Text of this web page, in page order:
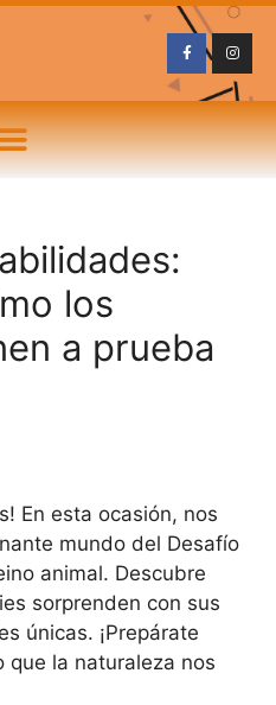
los
a prueba
En esta ocasión, nos
mundo del Desafío
animal. Descubre
sorprenden con sus
únicas. ¡Prepárate
que la naturaleza nos